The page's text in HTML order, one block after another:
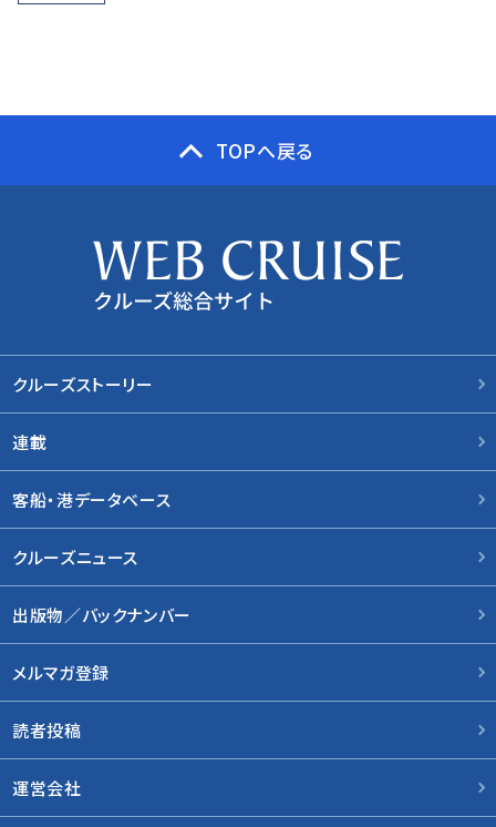
TOPへ戻る
クルーズストーリー
連載
客船・港データベース
クルーズニュース
出版物／バックナンバー
メルマガ登録
読者投稿
運営会社